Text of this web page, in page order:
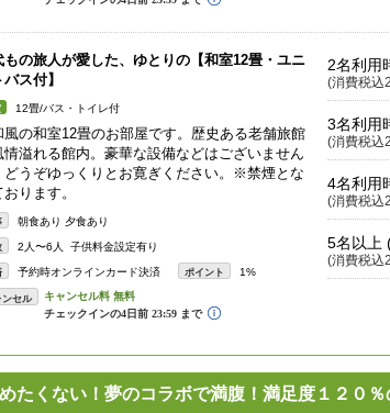
もの旅人が愛した、ゆとりの【和室12畳・ユニ
バス付】
12畳/バス・トイレ付
風の和室12畳のお部屋です。歴史ある老舗旅館
情溢れる館内。豪華な設備などはございません
どうぞゆっくりとお寛ぎください。※禁煙とな
おります。
朝食あり 夕食あり
2人〜6人 子供料金設定有り
予約時オンラインカード決済 ポイント 1%
ンセル
2名利用
(消費税込
3名利用
(消費税込
4名利用
(消費税込
5名以上
(消費税込
たくない！夢のコラボで満腹！満足度１２０